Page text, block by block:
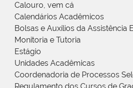
Calouro, vem cá
Calendários Acadêmicos
Bolsas e Auxílios da Assistência
Monitoria e Tutoria
Estágio
Unidades Acadêmicas
Coordenadoria de Processos